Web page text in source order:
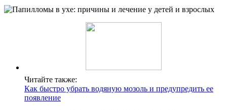
Читайте также:
Как быстро убрать водяную мозоль и предупредить ее
появление